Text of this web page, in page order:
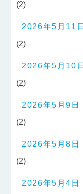
(2)
2026年5月11日
(2)
2026年5月10日
(2)
2026年5月9日
(2)
2026年5月8日
(2)
2026年5月4日